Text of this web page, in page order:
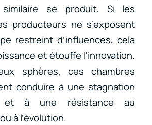
similaire se produit. Si les
producteurs ne s’exposent
restreint d’influences, cela
et étouffe l’innovation.
sphères, ces chambres
conduire à une stagnation
à une résistance au
à l’évolution.